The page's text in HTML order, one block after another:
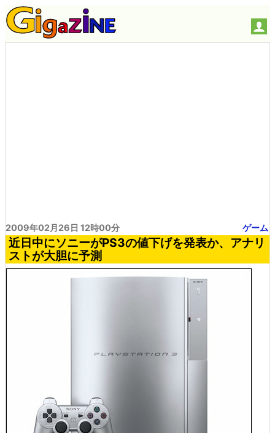
2009年02月26日 12時00分 ゲーム
近日中にソニーがPS3の値下げを発表か、アナリ
ストが大胆に予測